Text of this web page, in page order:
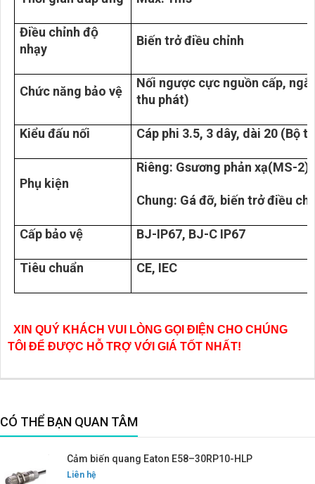
Điều chỉnh độ
nhạy
Biến trở điều chỉnh
Chức năng bảo vệ
Nối ngược cực nguồn cấp,
thu phát)
Kiểu đấu nối Cáp phi 3.5, 3 dây, dài 20 (Bộ
Phụ kiện
Riêng: Gsương phản xạ(MS-2)
Chung: Gá đỡ, biến trở điều
Cấp bảo vệ BJ-IP67, BJ-C IP67
Tiêu chuẩn CE, IEC
XIN QUÝ KHÁCH VUI LÒNG GỌI ĐIỆN CHO CHÚNG
TÔI ĐỂ ĐƯỢC HỖ TRỢ VỚI GIÁ TỐT NHẤT!
CÓ THỂ BẠN QUAN TÂM
Cảm biến quang Eaton E58–30RP10-HLP
Liên hệ